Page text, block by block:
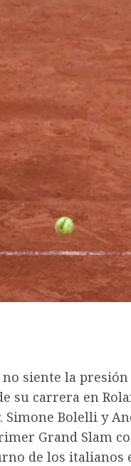
siente la
su carrera en
Simone Bolelli y
Grand Slam
de los italianos